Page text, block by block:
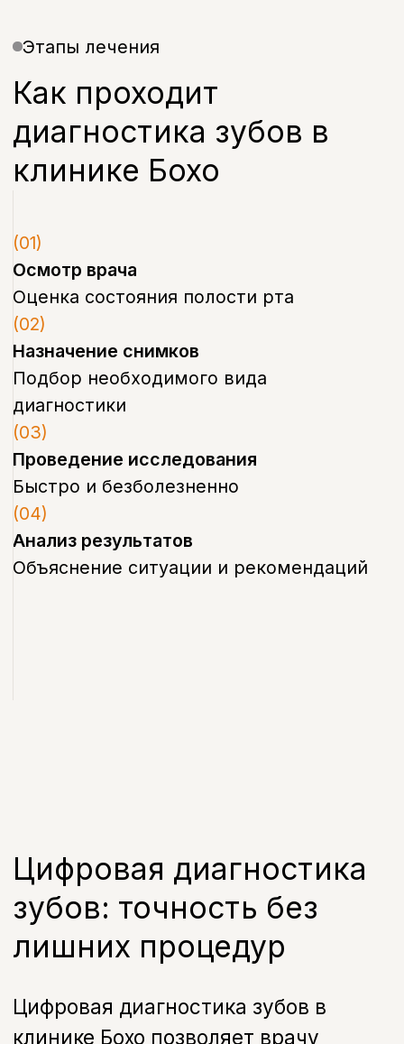
клинике Бохо позволяет врачу
полости рта ещё до начала лечения.
В отличие от плёночных снимков,
цифровое оборудование даёт более
чёткое изображение при
минимальной лучевой нагрузке —
Полная диагностика зубов включает не
только визуальный осмотр, но и
рентген-снимки, а при необходимости —
компьютерную томографию. Такой
комплексный подход помогает выявить
трещины, кисты и другие проблемы,
которые незаметны при обычном
осмотре.
Своевременная диагностика
заболевания зубов снижает риск
осложнений и позволяет подобрать
лечения. Именно поэтому в клинике
Бохо диагностика — обязательный
первый шаг перед любым видом
лечения, будь то терапия, имплантация
или ортодонтия.
Услуги
зубов